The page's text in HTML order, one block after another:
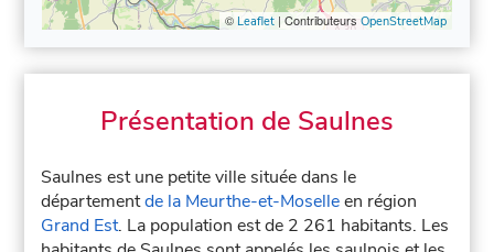
© Leaflet| Contributeurs OpenStreetMap
Présentation de Saulnes
Saulnes est une petite ville située dans le
départementde la Meurthe-et-Moselleen région
Grand Est. La population est de 2 261 habitants. Les